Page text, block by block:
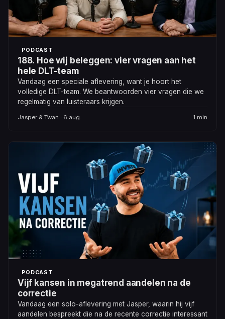
PODCAST
188. Hoe wij beleggen: vier vragen aan het
hele DLT-team
Vandaag een speciale aflevering, want je hoort het
volledige DLT-team. We beantwoorden vier vragen die we
regelmatig van luisteraars krijgen.
Jasper & Twan · 6 aug. 1 min
PODCAST
Vijf kansen in megatrend aandelen na de
correctie
Vandaag een solo-aflevering met Jasper, waarin hij vijf
aandelen bespreekt die na de recente correctie interessant